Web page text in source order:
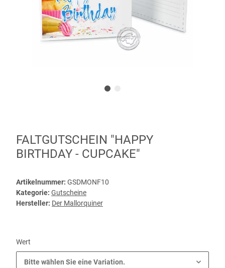
FALTGUTSCHEIN "HAPPY
BIRTHDAY - CUPCAKE"
Artikelnummer: GSDMONF10
Kategorie: Gutscheine
Hersteller: Der Mallorquiner
Wert
Bitte wählen Sie eine Variation.